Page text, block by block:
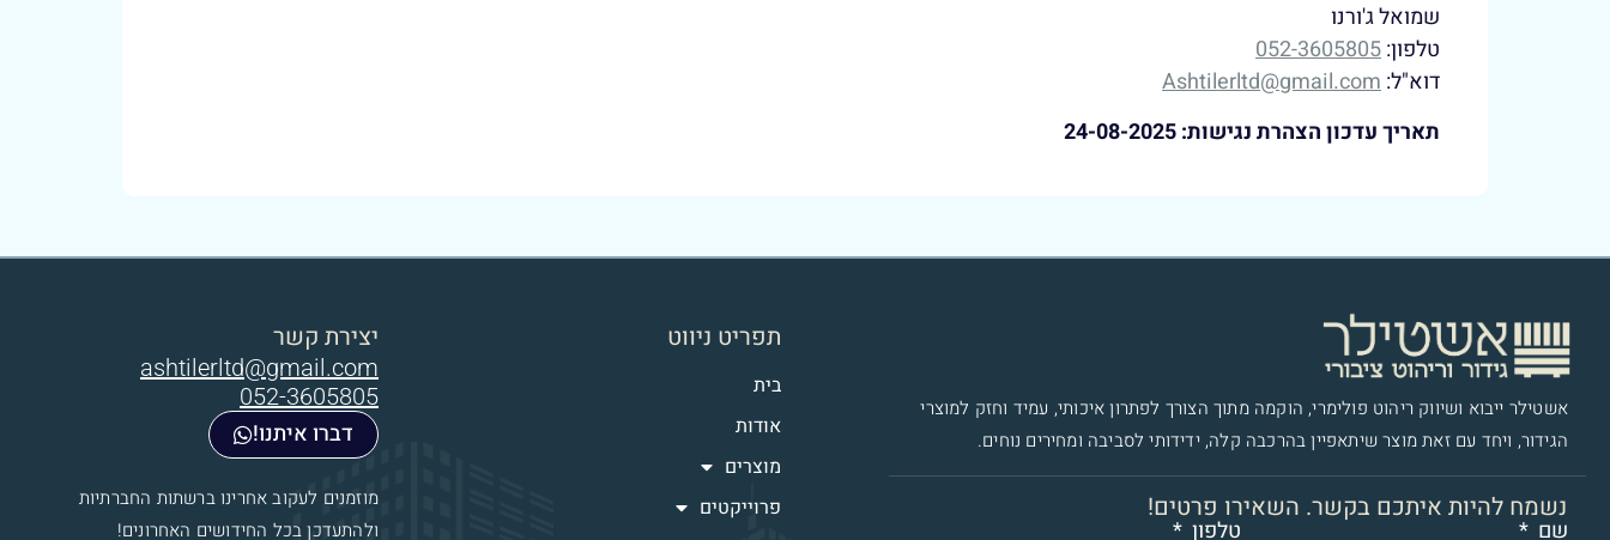
שמואל ג'ורנו
טלפון:052-3605805
דוא"ל:Ashtilerltd@gmail.com
תאריך עדכון הצהרת נגישות: 24-08-2025
אשטילר ייבוא ושיווק ריהוט פולימרי​, הוקמה מתוך הצורך לפתרון איכותי, עמיד וחזק למוצרי
הגידור, ויחד עם זאת מוצר שיתאפיין בהרכבה קלה, ידידותי לסביבה ומחירים נוחים.
נשמח להיות איתכם בקשר. השאירו פרטים!
שם טלפון
תפריט ניווט
בית
אודות
מוצרים
פרוייקטים
יצירת קשר
ashtilerltd@gmail.com
052-3605805
דברו איתנו!
מוזמנים לעקוב אחרינו ברשתות החברתיות
ולהתעדכן בכל החידושים האחרונים!